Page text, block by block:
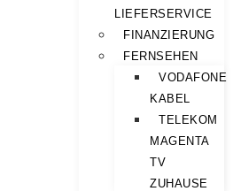
LIEFERSERVICE
FINANZIERUNG
FERNSEHEN
VODAFONE
KABEL
TELEKOM
MAGENTA
TV
ZUHAUSE